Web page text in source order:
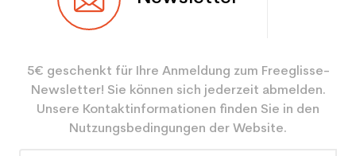
Benutzer Junior
Farbe Weiß
CO2-Einsparungen für
den Planeten (in kg)
2.1
5€ geschenkt für Ihre Anmeldung zum Freeglisse-
Newsletter! Sie können sich jederzeit abmelden.
Unsere Kontaktinformationen finden Sie in den
Nutzungsbedingungen der Website.